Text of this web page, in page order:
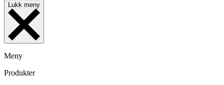
Lukk meny
Meny
Produkter